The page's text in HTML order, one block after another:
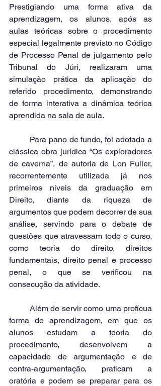
Prestigiando uma forma ativa da
aprendizagem, os alunos, após as
aulas teóricas sobre o procedimento
especial legalmente previsto no Código
de Processo Penal de julgamento pelo
Tribunal do Júri, realizaram uma
simulação prática da aplicação do
referido procedimento, demonstrando
de forma interativa a dinâmica teórica
aprendida na sala de aula.
clássica obra jurídica “Os exploradores
de caverna”, de autoria de Lon Fuller,
recorrentemente utilizada já nos
primeiros níveis da graduação em
Direito, diante da riqueza de
argumentos que podem decorrer de sua
análise, servindo para o debate de
questões que atravessam todo o curso,
como teoria do direito, direitos
fundamentais, direito penal e processo
penal, o que se verificou na
consecução da atividade.
forma de aprendizagem, em que os
alunos estudam a teoria do
procedimento, desenvolvem a
capacidade de argumentação e de
contra-argumentação, praticam a
oratória e podem se preparar para os